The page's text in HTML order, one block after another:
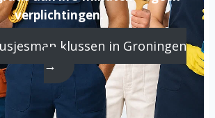
verplichtingen.
klussen in Groningen
→